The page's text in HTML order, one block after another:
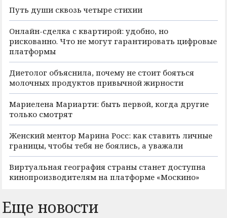
Путь души сквозь четыре стихии
Онлайн-сделка с квартирой: удобно, но
рискованно. Что не могут гарантировать цифровые
платформы
Диетолог объяснила, почему не стоит бояться
молочных продуктов привычной жирности
Мариелена Мариарти: быть первой, когда другие
только смотрят
Женский ментор Марина Росс: как ставить личные
границы, чтобы тебя не боялись, а уважали
Виртуальная география страны станет доступна
кинопроизводителям на платформе «Москино»
Еще новости